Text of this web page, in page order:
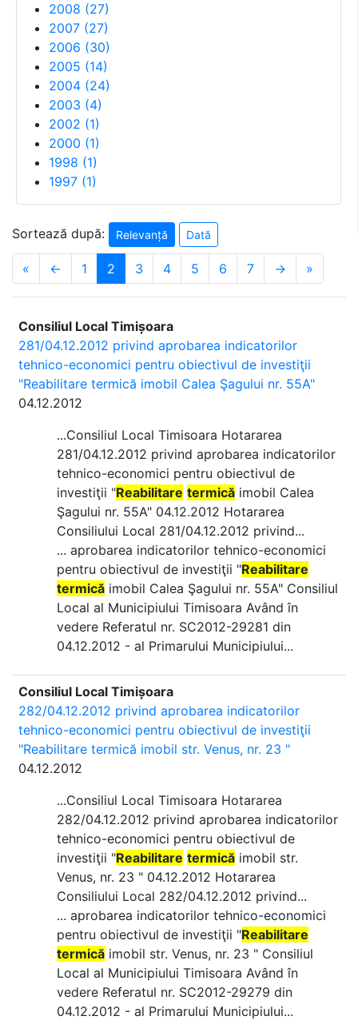
2008 (27)
2007 (27)
2006 (30)
2005 (14)
2004 (24)
2003 (4)
2002 (1)
2000 (1)
1998 (1)
1997 (1)
Sortează după: Relevanță Dată
« ← 1 2 3 4 5 6 7 → »
Consiliul Local Timișoara
281/04.12.2012 privind aprobarea indicatorilor
tehnico-economici pentru obiectivul de investiţii
"Reabilitare termică imobil Calea Şagului nr. 55A"
04.12.2012
...Consiliul Local Timisoara Hotararea
281/04.12.2012 privind aprobarea indicatorilor
tehnico-economici pentru obiectivul de
investiţii "Reabilitare termică imobil Calea
Şagului nr. 55A" 04.12.2012 Hotararea
Consiliului Local 281/04.12.2012 privind...
... aprobarea indicatorilor tehnico-economici
pentru obiectivul de investiţii "Reabilitare
termică imobil Calea Şagului nr. 55A" Consiliul
Local al Municipiului Timisoara Având în
vedere Referatul nr. SC2012-29281 din
04.12.2012 - al Primarului Municipiului...
Consiliul Local Timișoara
282/04.12.2012 privind aprobarea indicatorilor
tehnico-economici pentru obiectivul de investiţii
"Reabilitare termică imobil str. Venus, nr. 23 "
04.12.2012
...Consiliul Local Timisoara Hotararea
282/04.12.2012 privind aprobarea indicatorilor
tehnico-economici pentru obiectivul de
investiţii "Reabilitare termică imobil str.
Venus, nr. 23 " 04.12.2012 Hotararea
Consiliului Local 282/04.12.2012 privind...
... aprobarea indicatorilor tehnico-economici
pentru obiectivul de investiţii "Reabilitare
termică imobil str. Venus, nr. 23 " Consiliul
Local al Municipiului Timisoara Având în
vedere Referatul nr. SC2012-29279 din
04.12.2012 - al Primarului Municipiului...